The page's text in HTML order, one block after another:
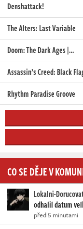
Denshattack!
The Alters: Last Variable
Doom: The Dark Ages |…
Assassin’s Creed: Black
Rhythm Paradise Groove
CO SE DĚJE V
Lokalni-
odhalil datum
před 5 minutami